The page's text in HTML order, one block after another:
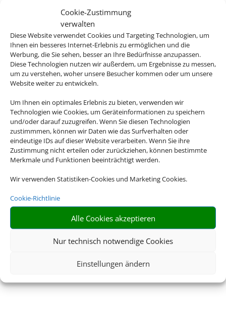
Cookie-Zustimmung
verwalten
Diese Website verwendet Cookies und Targeting Technologien, um
Ihnen ein besseres Internet-Erlebnis zu ermöglichen und die
Werbung, die Sie sehen, besser an Ihre Bedürfnisse anzupassen.
Diese Technologien nutzen wir außerdem, um Ergebnisse zu messen,
um zu verstehen, woher unsere Besucher kommen oder um unsere
Website weiter zu entwickeln.
Um Ihnen ein optimales Erlebnis zu bieten, verwenden wir
Technologien wie Cookies, um Geräteinformationen zu speichern
und/oder darauf zuzugreifen. Wenn Sie diesen Technologien
zustimmmen, können wir Daten wie das Surfverhalten oder
eindeutige IDs auf dieser Website verarbeiten. Wenn Sie ihre
Zustimmung nicht erteilen oder zurückziehen, können bestimmte
Merkmale und Funktionen beeinträchtigt werden.
Wir verwenden Statistiken-Cookies und Marketing Cookies.
Cookie-Richtlinie
Alle Cookies akzeptieren
Nur technisch notwendige Cookies
Einstellungen ändern